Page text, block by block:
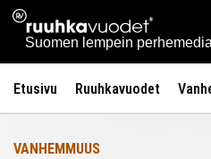
Siirry
sisältöön
Ruuhkavuodet.fi
Suomen lempein perhemedia
Etusivu Ruuhkavuodet
Etusivulle
VANHEMMUUS